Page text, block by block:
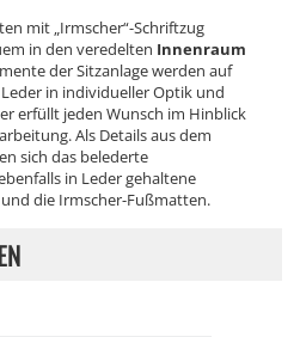
mit „Irmscher“-Schriftzug
in den veredelten Innenraum
der Sitzanlage werden auf
in individueller Optik und
erfüllt jeden Wunsch im Hinblick
Als Details aus dem
sich das belederte
in Leder gehaltene
die Irmscher-Fußmatten.